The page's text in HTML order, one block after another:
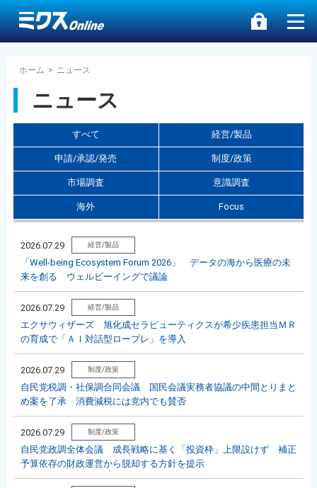
ホーム > ニュース
ニュース
すべて 経営/製品
申請/承認/発売 制度/政策
市場調査 意識調査
海外 Focus
2026.07.29 経営/製品
「Well-being Ecosystem Forum 2026」 データの海から医療の未
来を創る ウェルビーイングで議論
2026.07.29 経営/製品
エクサウィザーズ 旭化成セラピューティクスが希少疾患担当ＭＲ
の育成で「ＡＩ対話型ロープレ」を導入
2026.07.29 制度/政策
自民党税調・社保調合同会議 国民会議実務者協議の中間とりまと
め案を了承 消費減税には党内でも賛否
2026.07.29 制度/政策
自民党政調全体会議 成長戦略に基く「投資枠」上限設けず 補正
予算依存の財政運営から脱却する方針を提示